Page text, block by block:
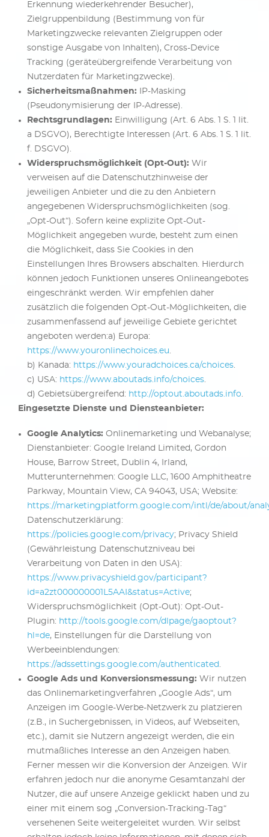
Erkennung wiederkehrender Besucher),
Zielgruppenbildung (Bestimmung von für
Marketingzwecke relevanten Zielgruppen oder
sonstige Ausgabe von Inhalten), Cross-Device
Tracking (geräteübergreifende Verarbeitung von
Nutzerdaten für Marketingzwecke).
Sicherheitsmaßnahmen: IP-Masking
(Pseudonymisierung der IP-Adresse).
Rechtsgrundlagen: Einwilligung (Art. 6 Abs. 1 S. 1 lit.
a DSGVO), Berechtigte Interessen (Art. 6 Abs. 1 S. 1 lit.
f. DSGVO).
Widerspruchsmöglichkeit (Opt-Out): Wir
verweisen auf die Datenschutzhinweise der
jeweiligen Anbieter und die zu den Anbietern
angegebenen Widerspruchsmöglichkeiten (sog.
„Opt-Out“). Sofern keine explizite Opt-Out-
Möglichkeit angegeben wurde, besteht zum einen
die Möglichkeit, dass Sie Cookies in den
Einstellungen Ihres Browsers abschalten. Hierdurch
können jedoch Funktionen unseres Onlineangebotes
eingeschränkt werden. Wir empfehlen daher
zusätzlich die folgenden Opt-Out-Möglichkeiten, die
zusammenfassend auf jeweilige Gebiete gerichtet
angeboten werden:a) Europa:
https://www.youronlinechoices.eu.
b) Kanada: https://www.youradchoices.ca/choices.
c) USA: https://www.aboutads.info/choices.
d) Gebietsübergreifend: http://optout.aboutads.info.
Eingesetzte Dienste und Diensteanbieter:
Google Analytics: Onlinemarketing und Webanalyse;
Dienstanbieter: Google Ireland Limited, Gordon
House, Barrow Street, Dublin 4, Irland,
Mutterunternehmen: Google LLC, 1600 Amphitheatre
Parkway, Mountain View, CA 94043, USA; Website:
https://marketingplatform.google.com/intl/de/about/
Datenschutzerklärung:
https://policies.google.com/privacy; Privacy Shield
(Gewährleistung Datenschutzniveau bei
Verarbeitung von Daten in den USA):
https://www.privacyshield.gov/participant?
id=a2zt000000001L5AAI&status=Active;
Widerspruchsmöglichkeit (Opt-Out): Opt-Out-
Plugin: http://tools.google.com/dlpage/gaoptout?
hl=de, Einstellungen für die Darstellung von
Werbeeinblendungen:
https://adssettings.google.com/authenticated.
Google Ads und Konversionsmessung: Wir nutzen
das Onlinemarketingverfahren „Google Ads“, um
Anzeigen im Google-Werbe-Netzwerk zu platzieren
(z.B., in Suchergebnissen, in Videos, auf Webseiten,
etc.), damit sie Nutzern angezeigt werden, die ein
mutmaßliches Interesse an den Anzeigen haben.
Ferner messen wir die Konversion der Anzeigen. Wir
erfahren jedoch nur die anonyme Gesamtanzahl der
Nutzer, die auf unsere Anzeige geklickt haben und zu
einer mit einem sog „Conversion-Tracking-Tag“
versehenen Seite weitergeleitet wurden. Wir selbst